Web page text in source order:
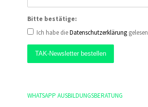
Bitte bestätige:
Ich habe dieDatenschutzerklärunggelesen
WHATSAPP AUSBILDUNGSBERATUNG